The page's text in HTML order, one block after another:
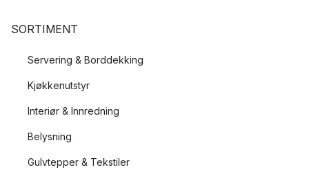
SORTIMENT
Servering & Borddekking
Kjøkkenutstyr
Interiør & Innredning
Belysning
Gulvtepper & Tekstiler